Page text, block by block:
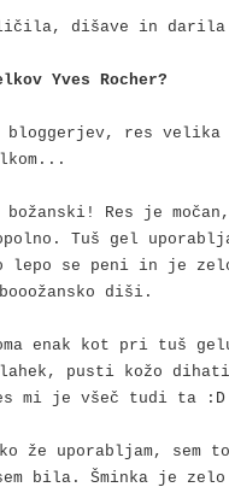
ličila, dišave in darila
Yves Rocher?
bloggerjev, res velika
Res je
Tuš gel
lepo se peni in je
diši.
enak kot pri tuš
lahek, pusti kožo
mi je všeč tudi ta :D
že uporabljam, sem
bila. Šminka je